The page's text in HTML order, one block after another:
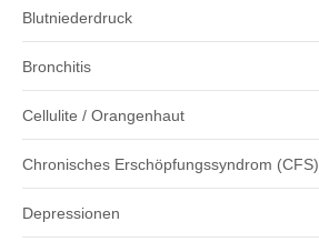
Blutniederdruck
Bronchitis
Cellulite / Orangenhaut
Chronisches Erschöpfungssyndrom (CFS)
Depressionen